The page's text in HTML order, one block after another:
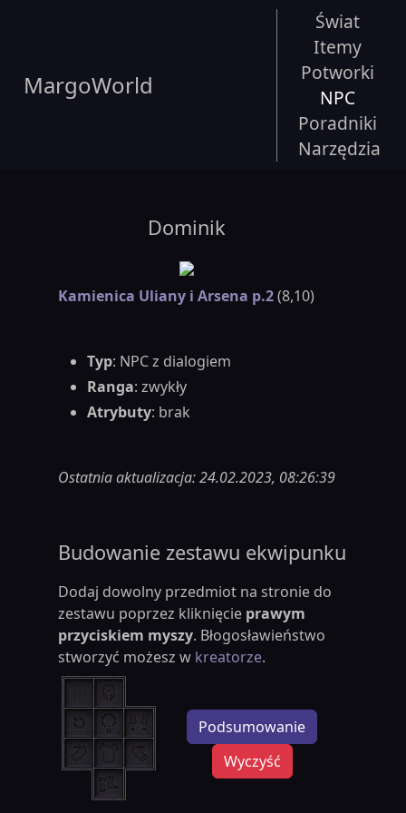
MargoWorld
Świat
Itemy
Potworki
NPC
Poradniki
Narzędzia
Dominik
Kamienica Uliany i Arsena p.2(8,10)
Typ: NPC z dialogiem
Ranga: zwykły
Atrybuty: brak
Ostatnia aktualizacja: 24.02.2023, 08:26:39
Budowanie zestawu ekwipunku
Dodaj dowolny przedmiot na stronie do
zestawu poprzez kliknięcie prawym
przyciskiem myszy. Błogosławieństwo
stworzyć możesz w kreatorze.
Podsumowanie
Wyczyść